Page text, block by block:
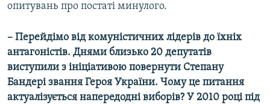
опитувань про постаті минулого.
– Перейдімо від комуністичних лідерів до їхніх
антагоністів. Днями близько 20 депутатів
виступили з ініціативою повернути Степану
Бандері звання Героя України. Чому це питання
актуалізується напередодні виборів? У 2010 році під